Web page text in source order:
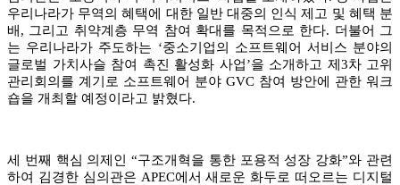
우리나라가 무역의 혜택에 대한 일반 대중의 인식 제고 및 혜택 분
배, 그리고 취약계층 무역 참여 확대를 목적으로 한다. 더불어 그
는 우리나라가 주도하는 ‘중소기업의 소프트웨어 서비스 분야의
글로벌 가치사슬 참여 촉진 활성화 사업’을 소개하고 제3차 고위
관리회의를 계기로 소프트웨어 분야 GVC 참여 방안에 관한 워크
숍을 개최할 예정이라고 밝혔다.
세 번째 핵심 의제인 “구조개혁을 통한 포용적 성장 강화”와 관련
하여 김경한 심의관은 APEC에서 새로운 화두로 떠오르는 디지털